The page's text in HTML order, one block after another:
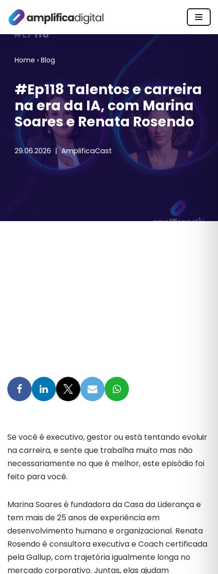
Pular
para
Home › Blog
#Ep118 Talentos e carreira
na era da IA, com Marina
Soares e Renata Rosendo
29.06.2026 AmplificaCast
Se você é executivo, gestor ou está tentando evoluir
na carreira, e sente que trabalha muito mas não
necessariamente no que é melhor, este episódio foi
feito para você.
Marina Soares é fundadora da Casa da Liderança e
tem mais de 25 anos de experiência em
desenvolvimento humano e organizacional. Renata
Rosendo é consultora executiva e Coach certificada
pela Gallup, com trajetória igualmente longa no
mercado corporativo. Juntas, elas ajudam